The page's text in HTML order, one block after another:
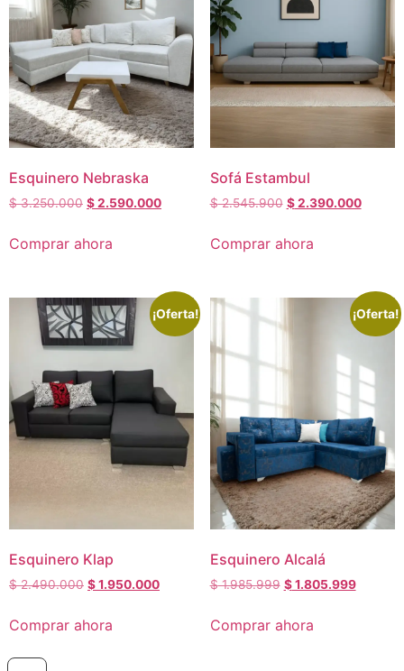
Esquinero Nebraska
$3.250.000 $2.590.000
Comprar ahora
Sofá Estambul
$2.545.900 $2.390.000
Comprar ahora
¡Oferta!
Esquinero Klap
$2.490.000 $1.950.000
Comprar ahora
¡Oferta!
Esquinero Alcalá
$1.985.999 $1.805.999
Comprar ahora